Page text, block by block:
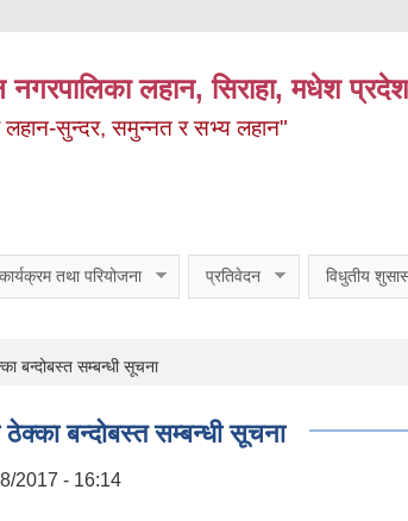
नगरपालिका लहान, सिराहा, मधेश
लहान-सुन्दर, समुन्नत र सभ्य लहान"
कार्यक्रम तथा परियोजना प्रतिवेदन विधुतीय
बन्दोबस्त सम्बन्धी सूचना
बन्दोबस्त सम्बन्धी सूचना
2017 - 16:14